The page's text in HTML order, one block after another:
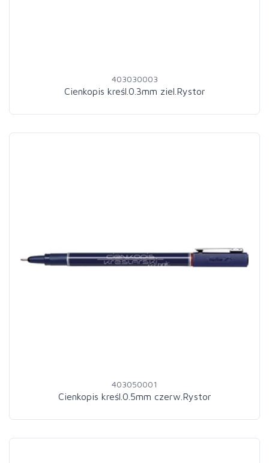
403030003
Cienkopis kreśl.0.3mm ziel.Rystor
403050001
Cienkopis kreśl.0.5mm czerw.Rystor